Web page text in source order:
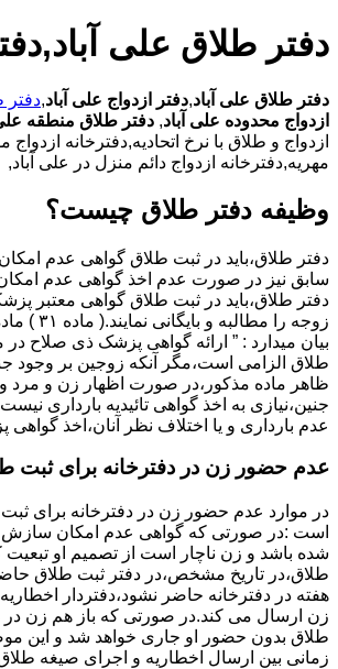
دفتر طلاق علی
دفتر طلاق علی آباد,دفتر ازدواج علی آباد,دفتر
ازدواج محدوده علی آباد, دفتر طلاق منطقه علی
ازدواج و طلاق با نرخ اتحادیه,دفترخانه
مهریه,دفترخانه ازدواج دائم منزل در علی آباد,
وظیفه دفتر طلاق چیست؟
سابق نیز در صورت عدم اخذ گواهی عدم
دفتر طلاق،باید در ثبت طلاق گواهی معتبر
بیان میدارد : ” ارائه گواهی پزشک ذی صلاح
طلاق الزامی است،مگر آنکه زوجین بر وجود
ظاهر ماده مذکور،در صورت اظهار زن و مرد و
جنین،نیازی به اخذ گواهی تائیدیه بارداری
عدم بارداری و یا اختلاف نظر آنان،اخذ
عدم حضور زن در دفترخانه برای ثبت
در موارد عدم حضور زن در دفترخانه برای
است :در صورتی که گواهی عدم امکان سازش
شده باشد و زن ناچار است از تصمیم او
طلاق،در تاریخ مشخص،در دفتر ثبت طلاق
هفته در دفترخانه حاضر نشود،دفتردار
زن ارسال می کند.در صورتی که باز هم زن در
طلاق بدون حضور او جاری خواهد شد و این
زمانی بین ارسال اخطاریه و اجرای صیغه طلاق